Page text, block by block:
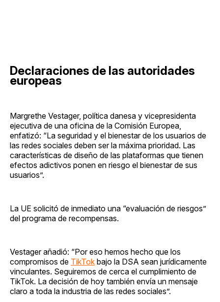
Declaraciones de las autoridades
europeas
Margrethe Vestager, política danesa y vicepresidenta
ejecutiva de una oficina de la Comisión Europea,
enfatizó: “La seguridad y el bienestar de los usuarios de
las redes sociales deben ser la máxima prioridad. Las
características de diseño de las plataformas que tienen
efectos adictivos ponen en riesgo el bienestar de sus
usuarios”.
La UE solicitó de inmediato una “evaluación de riesgos”
del programa de recompensas.
Vestager añadió: “Por eso hemos hecho que los
compromisos de TikTok bajo la DSA sean jurídicamente
vinculantes. Seguiremos de cerca el cumplimiento de
TikTok. La decisión de hoy también envía un mensaje
claro a toda la industria de las redes sociales”.